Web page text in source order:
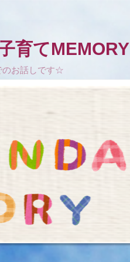
育てMEMORY
のお話しです☆